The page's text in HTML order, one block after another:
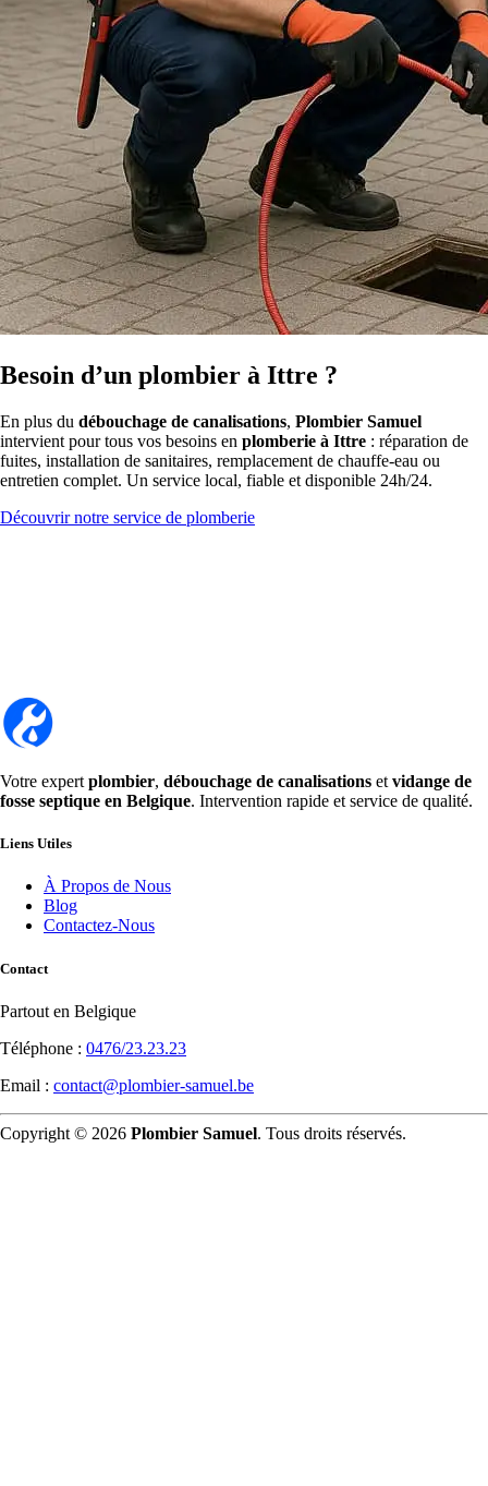
Besoin d’un plombier à Ittre ?
En plus du débouchage de canalisations, Plombier Samuel
intervient pour tous vos besoins en plomberie à Ittre : réparation de
fuites, installation de sanitaires, remplacement de chauffe-eau ou
entretien complet. Un service local, fiable et disponible 24h/24.
Découvrir notre service de plomberie
Votre expert plombier, débouchage de canalisations et vidange de
fosse septique en Belgique. Intervention rapide et service de qualité.
Liens Utiles
À Propos de Nous
Blog
Contactez-Nous
Contact
Partout en Belgique
Téléphone : 0476/23.23.23
Email : contact@plombier-samuel.be
Copyright © 2026 Plombier Samuel. Tous droits réservés.